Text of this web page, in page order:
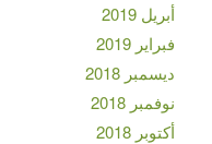
أبريل 2019
فبراير 2019
ديسمبر 2018
نوفمبر 2018
أكتوبر 2018